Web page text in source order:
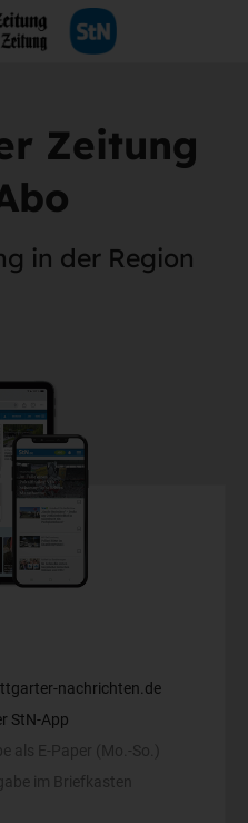
Zeitung
in der Region
nachrichten.de
StN-App
als E-Paper (Mo.-So.)
im Briefkasten